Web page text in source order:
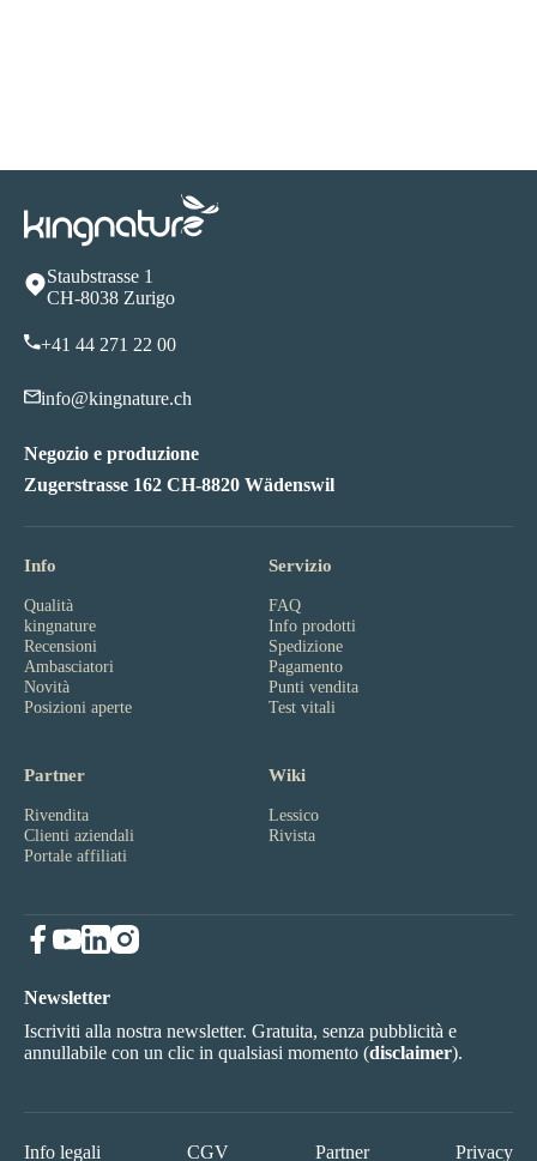
Staubstrasse 1
CH-8038 Zurigo
+41 44 271 22 00
info@kingnature.ch
Negozio e produzione
Zugerstrasse 162 CH-8820 Wädenswil
Info
Qualità
kingnature
Recensioni
Ambasciatori
Novità
Posizioni aperte
Servizio
FAQ
Info prodotti
Spedizione
Pagamento
Punti vendita
Test vitali
Partner
Rivendita
Clienti aziendali
Portale affiliati
Wiki
Lessico
Rivista
Newsletter
Iscriviti alla nostra newsletter. Gratuita, senza pubblicità e
annullabile con un clic in qualsiasi momento (disclaimer).
Info legali CGV Partner Privacy